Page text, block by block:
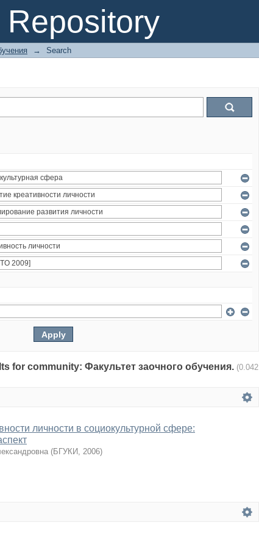
→ Search
for community: Факультет заочного обучения. (0.042
личности в социокультурной сфере:
(БГУКИ, 2006)